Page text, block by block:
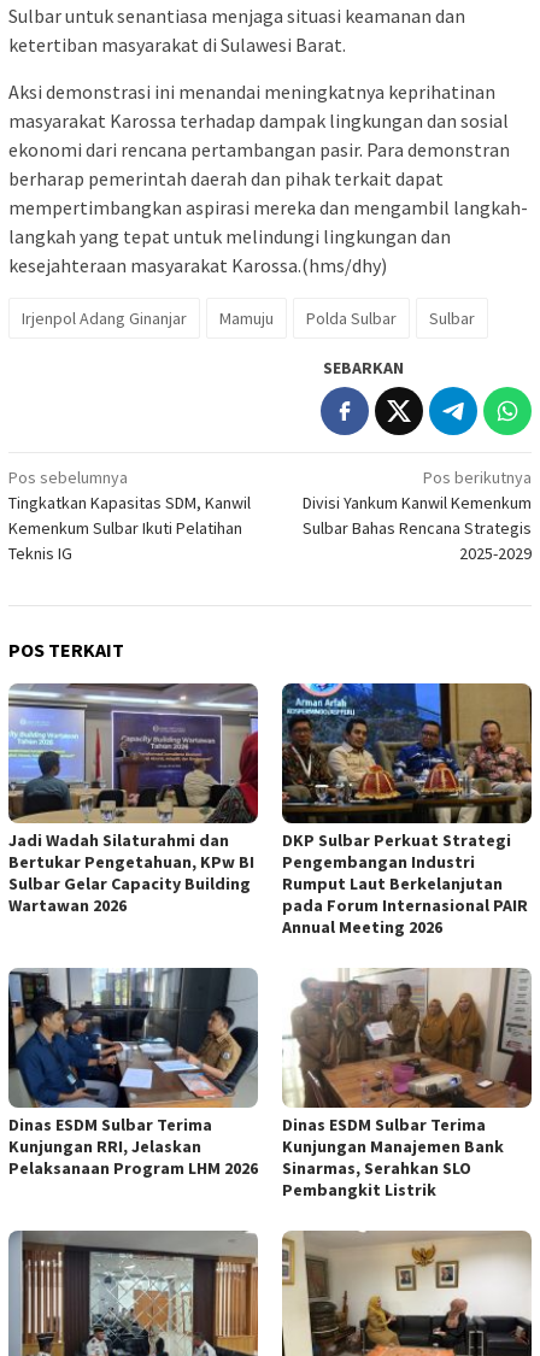
Sulbar untuk senantiasa menjaga situasi keamanan dan
ketertiban masyarakat di Sulawesi Barat.
Aksi demonstrasi ini menandai meningkatnya keprihatinan
masyarakat Karossa terhadap dampak lingkungan dan sosial
ekonomi dari rencana pertambangan pasir. Para demonstran
berharap pemerintah daerah dan pihak terkait dapat
mempertimbangkan aspirasi mereka dan mengambil langkah-
langkah yang tepat untuk melindungi lingkungan dan
kesejahteraan masyarakat Karossa.(hms/dhy)
Irjenpol Adang Ginanjar Mamuju Polda Sulbar Sulbar
SEBARKAN
Navigasi
pos
Pos sebelumnya
Tingkatkan Kapasitas SDM, Kanwil
Kemenkum Sulbar Ikuti Pelatihan
Teknis IG
Pos berikutnya
Divisi Yankum Kanwil Kemenkum
Sulbar Bahas Rencana Strategis
2025-2029
POS TERKAIT
Jadi Wadah Silaturahmi dan
Bertukar Pengetahuan, KPw BI
Sulbar Gelar Capacity Building
Wartawan 2026
DKP Sulbar Perkuat Strategi
Pengembangan Industri
Rumput Laut Berkelanjutan
pada Forum Internasional PAIR
Annual Meeting 2026
Dinas ESDM Sulbar Terima
Kunjungan RRI, Jelaskan
Pelaksanaan Program LHM 2026
Dinas ESDM Sulbar Terima
Kunjungan Manajemen Bank
Sinarmas, Serahkan SLO
Pembangkit Listrik